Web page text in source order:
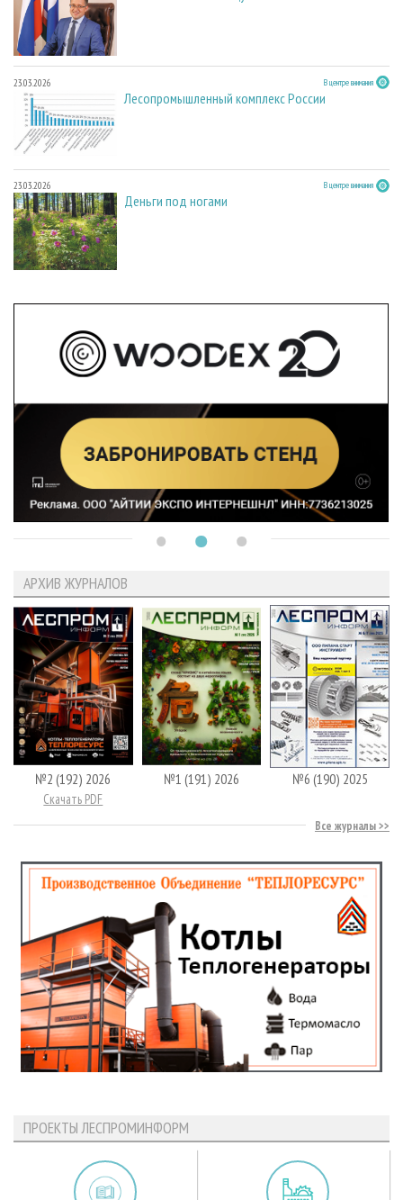
23.03.2026 В центре внимания
Лесопромышленный комплекс России
23.03.2026 В центре внимания
Деньги под ногами
АРХИВ ЖУРНАЛОВ
№2 (192) 2026
Скачать PDF
№1 (191) 2026 №6 (190) 2025
Все журналы
ПРОЕКТЫ ЛЕСПРОМИНФОРМ